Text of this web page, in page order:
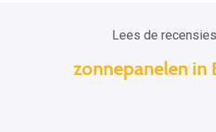
Lees de
zonnepanelen in